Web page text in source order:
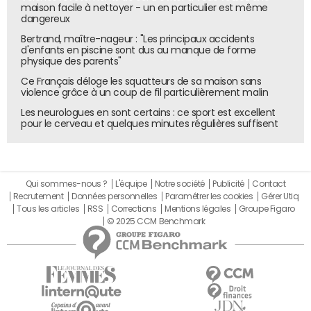
Cette situation s'accompagne d'une charge de la dette
de plus en plus lourde, notamment en raison de la hausse
des taux d'intérêt. "Si la France ne prend pas
effectivement le chemin de l'assainissement de ses
la catégorie AA- à A+", rapporteLe Figaro. Une telle
encore plus coûteux et de limiter l'accès à certains
162,4 milliards d'euros en 2024, soit 6,2% du PIB. Ce niveau,
nettement supérieur aux normes européennes, met le
gouvernement sous pression pour contenir les dépenses.
François Bayrou, nouveau Premier ministre, a annoncé
vouloir mettre en place un plan de rééquilibrage
budgétaire sur dix ans, tout en soulignant l'importance
d'un équilibre soutenable.
maison facile à nettoyer - un en particulier est même
dangereux
Bertrand, maître-nageur : "Les principaux accidents
d'enfants en piscine sont dus au manque de forme
physique des parents"
Ce Français déloge les squatteurs de sa maison sans
violence grâce à un coup de fil particulièrement malin
Les neurologues en sont certains : ce sport est excellent
pour le cerveau et quelques minutes régulières suffisent
Qui sommes-nous ? L'équipe Notre société Publicité
Contact
Recrutement
Données personnelles Paramétrer les cookies
Gérer Utiq
Tous les articles
RSS Corrections Mentions légales
Groupe Figaro
© 2025 CCM Benchmark